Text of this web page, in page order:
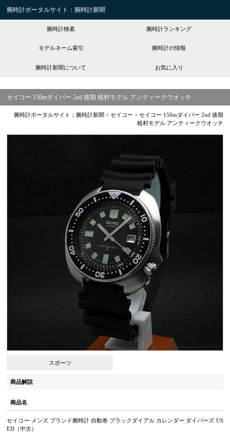
腕時計ポータルサイト：腕時計新聞
腕時計検索 腕時計ランキング
モデルネーム索引 腕時計の情報
腕時計新聞について お気に入り
セイコー 150mダイバー 2nd 後期 植村モデル アンティークウオッチ
腕時計ポータルサイト：腕時計新聞 > セイコー > セイコー 150mダイバー 2nd 後期
植村モデル アンティークウオッチ
スポーツ
商品解説
商品名
セイコー メンズ ブランド腕時計 自動巻 ブラックダイアル カレンダー ダイバーズ US
ED（中古）